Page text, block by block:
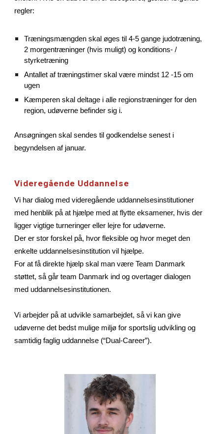
regler:
Træningsmængden skal øges til 4-5 gange judotræning,
2 morgentræninger (hvis muligt) og konditions- /
styrketræning
Antallet af træningstimer skal være mindst 12 -15 om
ugen
Kæmperen skal deltage i alle regionstræninger for den
region, udøverne befinder sig i.
Ansøgningen skal sendes til godkendelse senest i
begyndelsen af ​​januar.
Videregående Uddannelse
Vi har dialog med videregående uddannelsesinstitutioner
med henblik på at hjælpe med at flytte eksamener, hvis der
ligger vigtige turneringer eller lejre for udøverne.
Der er stor forskel på, hvor fleksible og hvor meget den
enkelte uddannelsesinstitution vil hjælpe.
For at få direkte hjælp skal man være Team Danmark
støttet, så går team Danmark ind og overtager dialogen
med uddannelsesinstitutionen.
Vi arbejder på at udvikle samarbejdet, så vi kan give
udøverne det bedst mulige miljø for sportslig udvikling og
samtidig faglig uddannelse (“Dual-Career”).